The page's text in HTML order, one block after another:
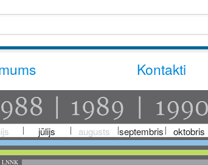
Kontakti
jūlijs augusts septembris oktobris
LNNK